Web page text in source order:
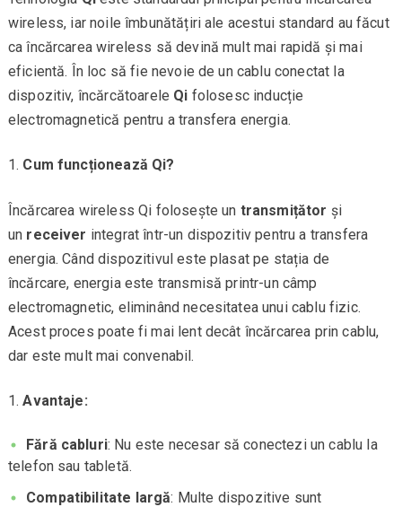
wireless, iar noile îmbunătățiri ale acestui standard au făcut
ca încărcarea wireless să devină mult mai rapidă și mai
eficientă. În loc să fie nevoie de un cablu conectat la
dispozitiv, încărcătoarele Qi folosesc inducție
electromagnetică pentru a transfera energia.
Cum funcționează Qi?
Încărcarea wireless Qi folosește un transmițător și
un receiver integrat într-un dispozitiv pentru a transfera
energia. Când dispozitivul este plasat pe stația de
încărcare, energia este transmisă printr-un câmp
electromagnetic, eliminând necesitatea unui cablu fizic.
Acest proces poate fi mai lent decât încărcarea prin cablu,
dar este mult mai convenabil.
Avantaje:
Fără cabluri: Nu este necesar să conectezi un cablu la
telefon sau tabletă.
Compatibilitate largă: Multe dispozitive sunt